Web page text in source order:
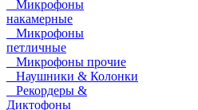
Микрофоны
накамерные
Микрофоны
петличные
Микрофоны прочие
Наушники & Колонки
Рекордеры &
Диктофоны